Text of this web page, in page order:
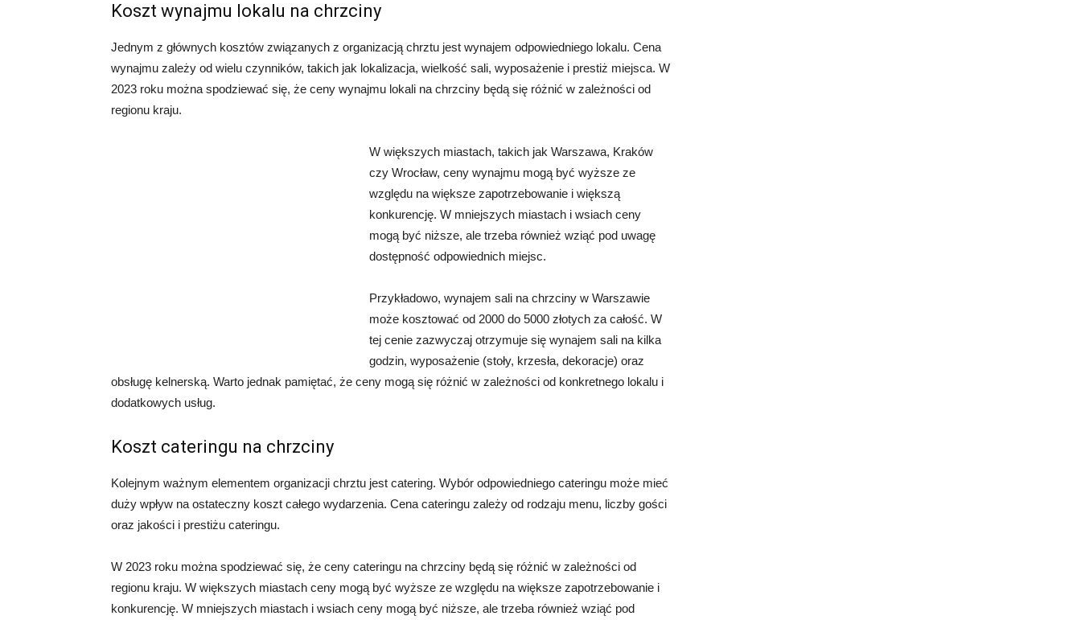
Koszt wynajmu lokalu na chrzciny
Jednym z głównych kosztów związanych z organizacją chrztu jest wynajem odpowiedniego lokalu. Cena
wynajmu zależy od wielu czynników, takich jak lokalizacja, wielkość sali, wyposażenie i prestiż miejsca. W
2023 roku można spodziewać się, że ceny wynajmu lokali na chrzciny będą się różnić w zależności od
regionu kraju.
W większych miastach, takich jak Warszawa, Kraków
czy Wrocław, ceny wynajmu mogą być wyższe ze
względu na większe zapotrzebowanie i większą
konkurencję. W mniejszych miastach i wsiach ceny
mogą być niższe, ale trzeba również wziąć pod uwagę
dostępność odpowiednich miejsc.
Przykładowo, wynajem sali na chrzciny w Warszawie
może kosztować od 2000 do 5000 złotych za całość. W
tej cenie zazwyczaj otrzymuje się wynajem sali na kilka
godzin, wyposażenie (stoły, krzesła, dekoracje) oraz
obsługę kelnerską. Warto jednak pamiętać, że ceny mogą się różnić w zależności od konkretnego lokalu i
dodatkowych usług.
Koszt cateringu na chrzciny
Kolejnym ważnym elementem organizacji chrztu jest catering. Wybór odpowiedniego cateringu może mieć
duży wpływ na ostateczny koszt całego wydarzenia. Cena cateringu zależy od rodzaju menu, liczby gości
oraz jakości i prestiżu cateringu.
W 2023 roku można spodziewać się, że ceny cateringu na chrzciny będą się różnić w zależności od
regionu kraju. W większych miastach ceny mogą być wyższe ze względu na większe zapotrzebowanie i
konkurencję. W mniejszych miastach i wsiach ceny mogą być niższe, ale trzeba również wziąć pod